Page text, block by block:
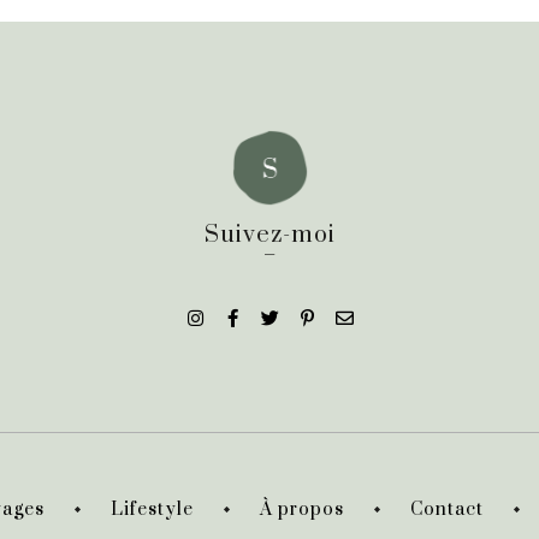
Suivez-moi
_
Lifestyle À propos Contact